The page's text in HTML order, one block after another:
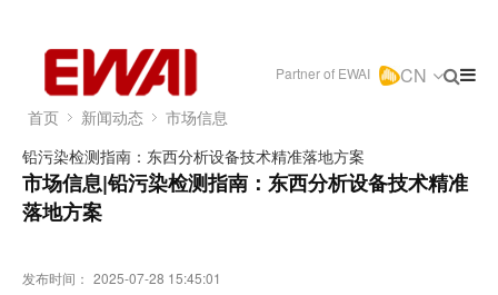
Partner of EWAI CN
首页 新闻动态
市场信息
铅污染检测指南：东西分析设备技术精准落地方案
市场信息|铅污染检测指南：东西分析设备技术精准
落地方案
发布时间： 2025-07-28 15:45:01